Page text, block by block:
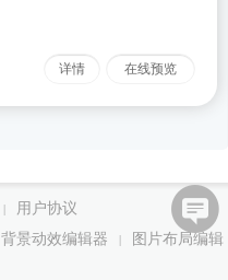
详情 在线预览
|
用户协议
背景动效编辑器 |
图片布局编辑